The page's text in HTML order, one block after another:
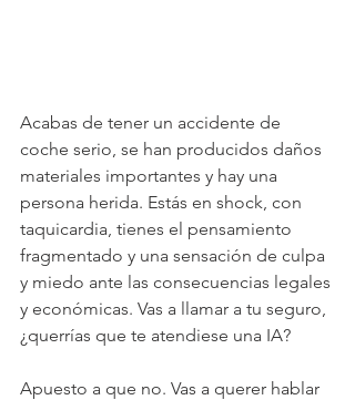
Acabas de tener un accidente de
coche serio, se han producidos daños
materiales importantes y hay una
persona herida. Estás en shock, con
taquicardia, tienes el pensamiento
fragmentado y una sensación de culpa
y miedo ante las consecuencias legales
y económicas. Vas a llamar a tu seguro,
¿querrías que te atendiese una IA?
Apuesto a que no. Vas a querer hablar